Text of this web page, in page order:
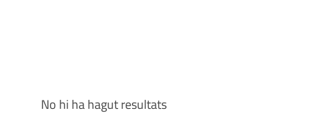
No hi ha hagut resultats